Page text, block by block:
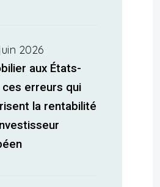
2026
aux États-
ces erreurs qui
la rentabilité